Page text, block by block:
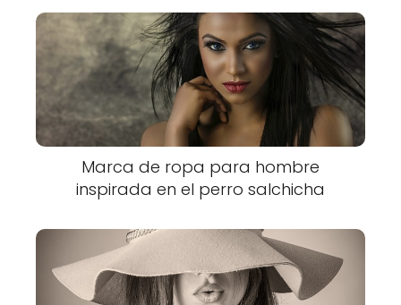
Marca de ropa para hombre
inspirada en el perro salchicha